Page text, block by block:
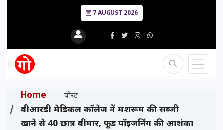
7 AUGUST 2026
Home पोस्ट
बीआरडी मेडिकल कॉलेज में मशरूम की सब्जी
खाने से 40 छात्र बीमार, फूड पॉइजनिंग की आशंका